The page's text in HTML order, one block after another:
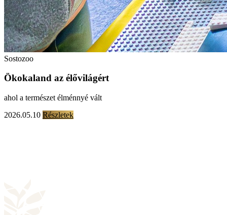
Sostozoo
Ökokaland az élővilágért
ahol a természet élménnyé vált
2026.05.10 Részletek